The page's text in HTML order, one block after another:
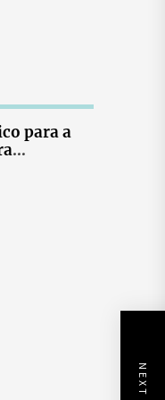
para a
e